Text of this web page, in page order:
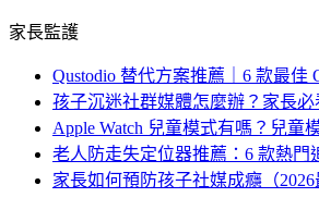
家長監護
Qustodio 替代方案推薦｜6 款最佳
孩子沉迷社群媒體怎麼辦？家長
Apple Watch 兒童模式有嗎？兒童
老人防走失定位器推薦：6 款熱門
家長如何預防孩子社媒成癮（2026